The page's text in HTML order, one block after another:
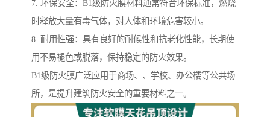
7. 环保安全：B1级防火膜材料通常符合环保标准，燃烧
时释放大量有毒气体，对人体和环境危害较小。
8. 耐用性强：具有良好的耐候性和抗老化性能，长期使
用不易褪色或脱落，保持稳定的防火效果。
B1级防火膜广泛应用于商场、、学校、办公楼等公共场
所，是提升建筑防火安全的重要材料之一。